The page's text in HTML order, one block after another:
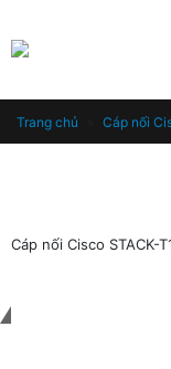
Trang chủ Cáp nối
Cáp nối Cisco STACK-